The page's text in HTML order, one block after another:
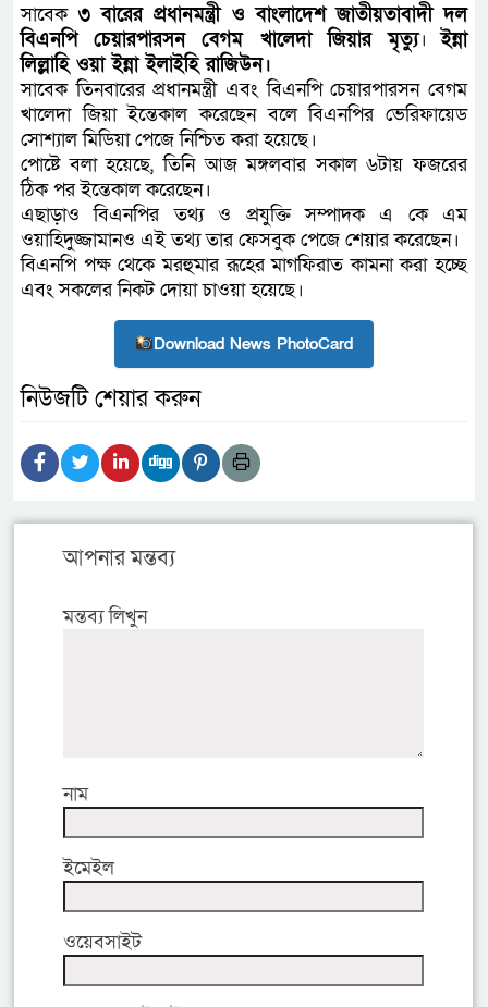
সাবেক৩ বারের প্রধানমন্ত্রী ও বাংলাদেশ জাতীয়তাবাদী দল
বিএনপি চেয়ারপারসন বেগম খালেদা জিয়ার মৃত্যু।ইন্না
লিল্লাহি ওয়া ইন্না ইলাইহি রাজিউন।
সাবেক তিনবারের প্রধানমন্ত্রী এবং বিএনপি চেয়ারপারসন বেগম
খালেদা জিয়া ইন্তেকাল করেছেন বলে বিএনপির ভেরিফায়েড
সোশ্যাল মিডিয়া পেজে নিশ্চিত করা হয়েছে।
পোষ্টে বলা হয়েছে, তিনি আজ মঙ্গলবার সকাল ৬টায় ফজরের
ঠিক পর ইন্তেকাল করেছেন।
এছাড়াও বিএনপির তথ্য ও প্রযুক্তি সম্পাদক এ কে এম
ওয়াহিদুজ্জামানও এই তথ্য তার ফেসবুক পেজে শেয়ার করেছেন।
বিএনপি পক্ষ থেকে মরহুমার রূহের মাগফিরাত কামনা করা হচ্ছে
এবং সকলের নিকট দোয়া চাওয়া হয়েছে।
Download News PhotoCard
নিউজটি শেয়ার করুন
আপনার মন্তব্য
মন্তব্য লিখুন
নাম
ইমেইল
ওয়েবসাইট